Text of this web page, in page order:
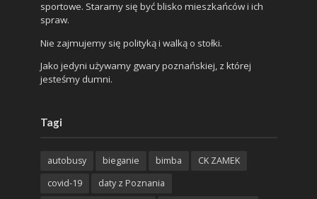
sportowe. Staramy się być blisko mieszkańców i ich
spraw.
Nie zajmujemy się polityką i walką o stołki.
Jako jedyni używamy gwary poznańskiej, z której
jesteśmy dumni.
Tagi
autobusy bieganie bimba
CK ZAMEK
covid-19
daty z Poznania